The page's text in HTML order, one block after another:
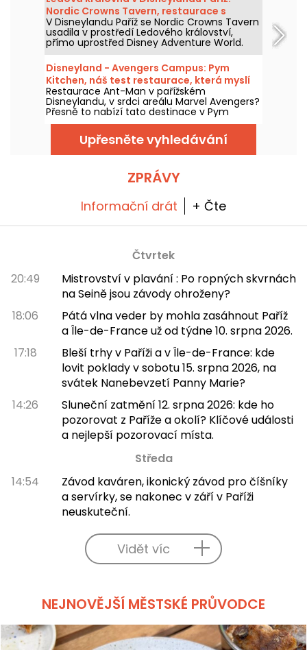
Nordic Crowns Tavern, restaurace s
autentickými severskými specialitami
V Disneylandu Paříž se Nordic Crowns Tavern
usadila v prostředí Ledového království,
přímo uprostřed Disney Adventure World.
Tento nový restaurant, laděný do
skandinávského stylu, nabízí návštěvníkům
pokračování zážitku z Arendelle
prostřednictvím atmosféry, dekorací a
speciální nabídky jídel připravené právě pro
tuto část parku. Vyzkoušeli jsme a máme
vám co povědět!
Disneyland - Avengers Campus: Pym
Kitchen, náš test restaurace, která myslí
ve velkém i v malém
Restaurace Ant-Man v pařížském
Disneylandu, v srdci areálu Marvel Avengers?
Přesně to nabízí tato destinace v Pym
Kitchen, novém bufetu "all-you-can-eat" s
neúměrně velkými produkty v obřích nebo
miniaturních verzích. Je to zábavný a hravý
způsob, jak si vychutnat jídlo pro tuto
laboratoří doktora Hanka Pyma. Vyzkoušeli
jsme to a všechno vám o tom povíme!
Upřesněte vyhledávání
ZPRÁVY
Informační drát + Čte
Čtvrtek
20:49
Mistrovství v plavání : Po ropných skvrnách
na Seině jsou závody ohroženy?
18:06
Pátá vlna veder by mohla zasáhnout Paříž
a Île-de-France už od týdne 10. srpna 2026.
17:18
Bleší trhy v Paříži a v Île-de-France: kde
lovit poklady v sobotu 15. srpna 2026, na
svátek Nanebevzetí Panny Marie?
14:26
Sluneční zatmění 12. srpna 2026: kde ho
pozorovat z Paříže a okolí? Klíčové události
a nejlepší pozorovací místa.
Středa
14:54
Závod kaváren, ikonický závod pro číšníky
a servírky, se nakonec v září v Paříži
neuskuteční.
Vidět víc
NEJNOVĚJŠÍ MĚSTSKÉ PRŮVODCE